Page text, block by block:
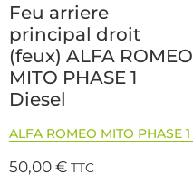
Feu arriere
principal droit
(feux) ALFA ROMEO
MITO PHASE 1
Diesel
ALFA ROMEO MITO PHASE 1
50,00€ TTC